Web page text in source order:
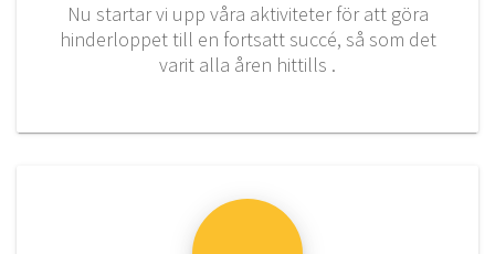
Nu startar vi upp våra aktiviteter för att göra
hinderloppet till en fortsatt succé, så som det
varit alla åren hittills .